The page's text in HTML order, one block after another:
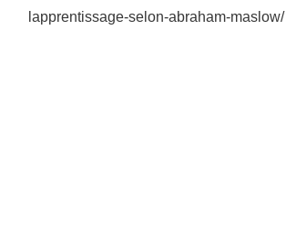
lapprentissage-selon-abraham-maslow/